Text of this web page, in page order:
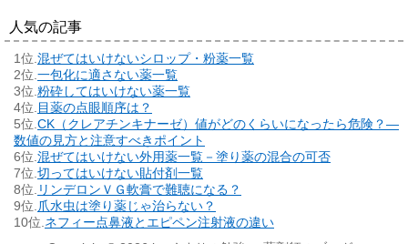
人気の記事
混ぜてはいけないシロップ・粉薬一覧
一包化に適さない薬一覧
粉砕してはいけない薬一覧
目薬の点眼順序は？
CK（クレアチンキナーゼ）値がどのくらいになったら危険？―
数値の見方と注意すべきポイント
混ぜてはいけない外用薬一覧－塗り薬の混合の可否
切ってはいけない貼付剤一覧
リンデロンＶＧ軟膏で難聴になる？
爪水虫は塗り薬じゃ治らない？
ネフィー点鼻液とエピペン注射液の違い